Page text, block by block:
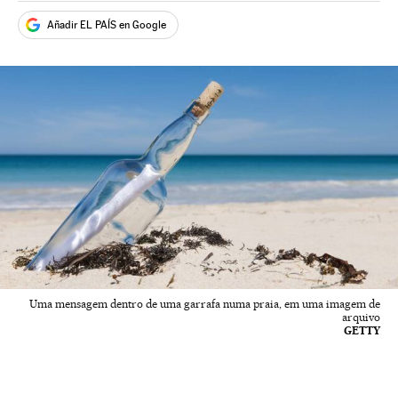
Añadir EL PAÍS en Google
Uma mensagem dentro de uma garrafa numa praia, em uma imagem de
arquivo
GETTY